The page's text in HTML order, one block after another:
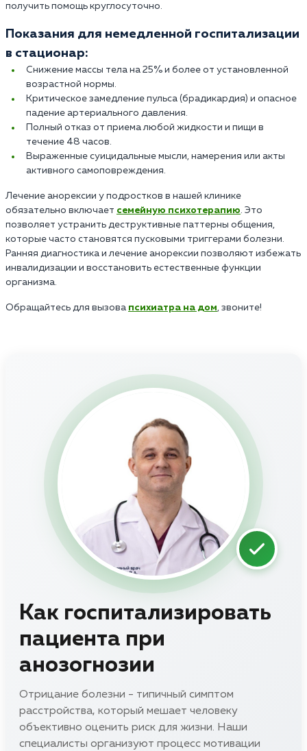
получить помощь круглосуточно.
Показания для немедленной госпитализации
в стационар:
Снижение массы тела на 25% и более от установленной
возрастной нормы.
Критическое замедление пульса (брадикардия) и опасное
падение артериального давления.
Полный отказ от приема любой жидкости и пищи в
течение 48 часов.
Выраженные суицидальные мысли, намерения или акты
активного самоповреждения.
Лечение анорексии у подростков в нашей клинике
обязательно включает семейную психотерапию. Это
позволяет устранить деструктивные паттерны общения,
которые часто становятся пусковыми триггерами болезни.
Ранняя диагностика и лечение анорексии позволяют избежать
инвалидизации и восстановить естественные функции
организма.
Обращайтесь для вызова психиатра на дом, звоните!
Как госпитализировать
пациента при
анозогнозии
Отрицание болезни - типичный симптом
расстройства, который мешает человеку
объективно оценить риск для жизни. Наши
специалисты организуют процесс мотивации